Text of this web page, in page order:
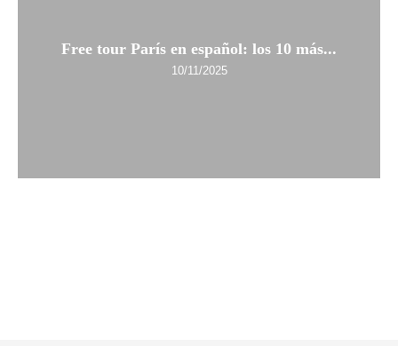
Free tour París en español: los 10 más...
10/11/2025